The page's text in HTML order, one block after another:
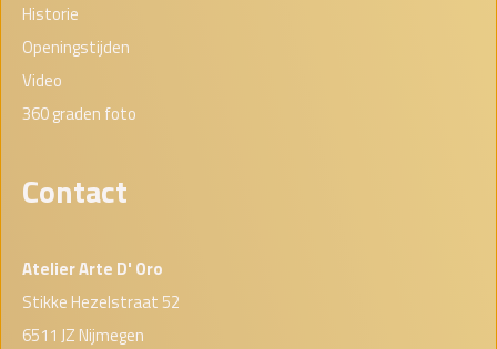
Historie
Openingstijden
Video
360 graden foto
Contact
Atelier Arte D' Oro
Stikke Hezelstraat 52
6511 JZ Nijmegen